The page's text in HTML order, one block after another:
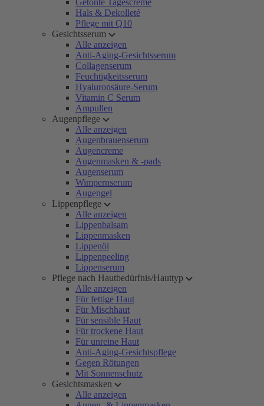
Getönte Tagescreme
Hals & Dekolleté
Pflege mit Q10
Gesichtsserum
Alle anzeigen
Anti-Aging-Gesichtsserum
Collagenserum
Feuchtigkeitsserum
Hyaluronsäure-Serum
Vitamin C Serum
Ampullen
Augenpflege
Alle anzeigen
Augenbrauenserum
Augencreme
Augenmasken & -pads
Augenserum
Wimpernserum
Augengel
Lippenpflege
Alle anzeigen
Lippenbalsam
Lippenmasken
Lippenöl
Lippenpeeling
Lippenserum
Pflege nach Hautbedürfnis/Hauttyp
Alle anzeigen
Für fettige Haut
Für Mischhaut
Für sensible Haut
Für trockene Haut
Für unreine Haut
Anti-Aging-Gesichtspflege
Gegen Rötungen
Mit Sonnenschutz
Gesichtsmasken
Alle anzeigen